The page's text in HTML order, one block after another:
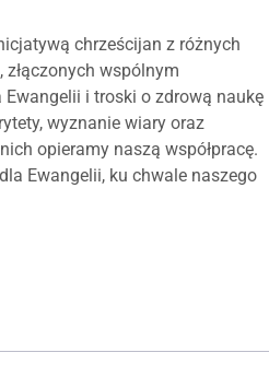
chrześcijan z różnych
złączonych wspólnym
i troski o zdrową naukę
wyznanie wiary oraz
opieramy naszą współpracę.
Ewangelii, ku chwale naszego